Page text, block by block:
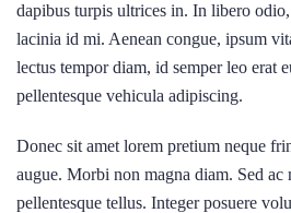
dapibus turpis ultrices in. In libero
lacinia id mi. Aenean congue, ipsum
lectus tempor diam, id semper leo erat
pellentesque vehicula adipiscing.
Donec sit amet lorem pretium neque
augue. Morbi non magna diam. Sed ac
pellentesque tellus. Integer posuere